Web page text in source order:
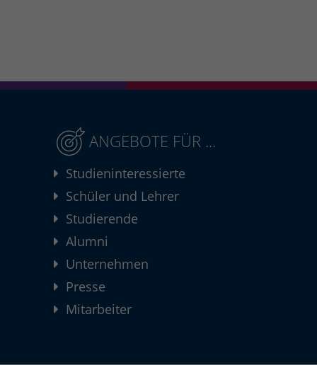
ANGEBOTE FÜR ...
Studieninteressierte
Schüler und Lehrer
Studierende
Alumni
Unternehmen
Presse
Mitarbeiter